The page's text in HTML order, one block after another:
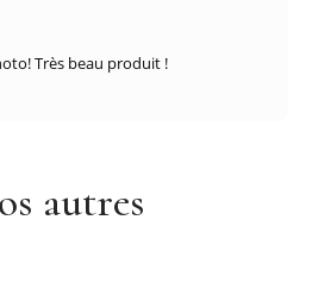
Très beau produit !
autres